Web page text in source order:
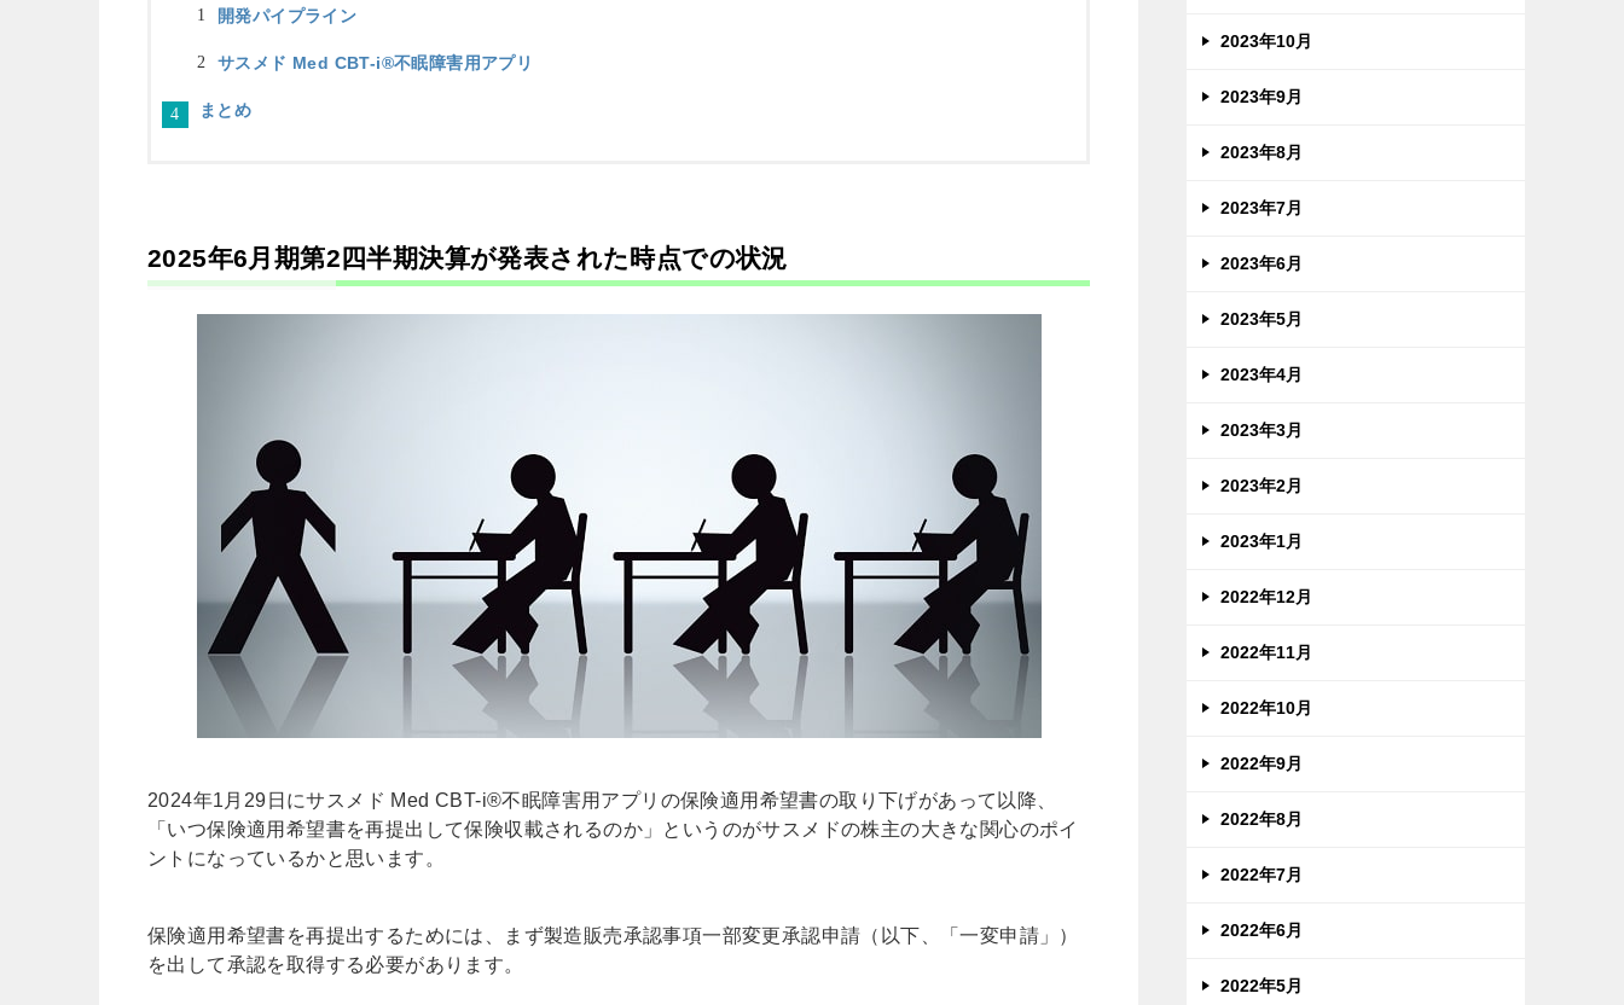
開発パイプライン
サスメド Med CBT-i®不眠障害用アプリ
まとめ
2025年6月期第2四半期決算が発表された時点での状況
2024年1月29日にサスメド Med CBT-i®不眠障害用アプリの保険適用希望書の取り下げがあって以降、
「いつ保険適用希望書を再提出して保険収載されるのか」というのがサスメドの株主の大きな関心のポイ
ントになっているかと思います。
保険適用希望書を再提出するためには、まず製造販売承認事項一部変更承認申請（以下、「一変申請」）
を出して承認を取得する必要があります。
2023年10月
2023年9月
2023年8月
2023年7月
2023年6月
2023年5月
2023年4月
2023年3月
2023年2月
2023年1月
2022年12月
2022年11月
2022年10月
2022年9月
2022年8月
2022年7月
2022年6月
2022年5月